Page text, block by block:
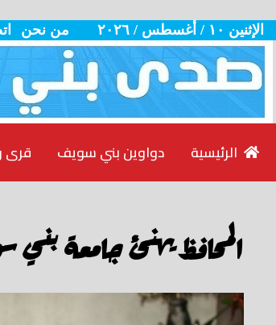
الإثنين ١٠ / أغسطس / ٢٠٢٦ من نحن
قرى دواوين بني سويف
المحافظ يهنئ جامعة بني